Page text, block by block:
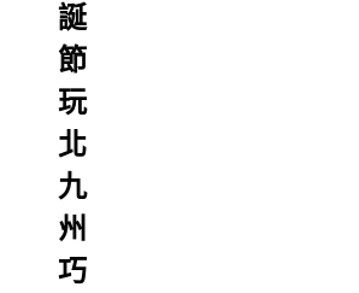
誕
節
玩
北
九
州
巧